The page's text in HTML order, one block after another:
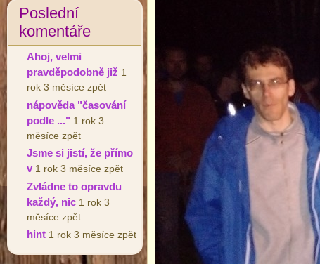
Poslední
komentáře
Ahoj, velmi
pravděpodobně již 1
rok 3 měsíce zpět
nápověda "časování
podle ..." 1 rok 3
měsíce zpět
Jsme si jistí, že přímo
v 1 rok 3 měsíce zpět
Zvládne to opravdu
každý, nic 1 rok 3
měsíce zpět
hint 1 rok 3 měsíce zpět